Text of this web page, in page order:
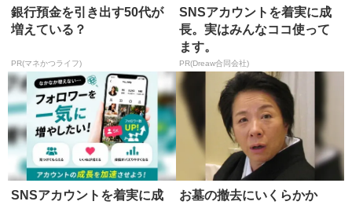
銀行預金を引き出す50代が
増えている？
PR(マネかつライフ)
SNSアカウントを着実に成
長。実はみんなココ使って
ます。
PR(Dreaw合同会社)
SNSアカウントを着実に成
お墓の撤去にいくらかか